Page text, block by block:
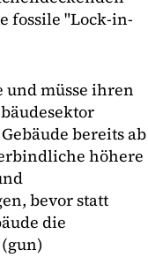
fossile "Lock-in-
müsse ihren
bereits ab
höhere
bevor statt
die